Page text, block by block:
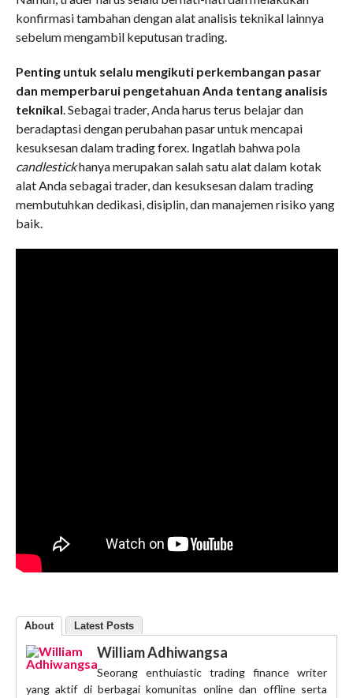
konfirmasi tambahan dengan alat analisis teknikal lainnya
sebelum mengambil keputusan trading.
Penting untuk selalu mengikuti perkembangan pasar
dan memperbarui pengetahuan Anda tentang analisis
teknikal. Sebagai trader, Anda harus terus belajar dan
beradaptasi dengan perubahan pasar untuk mencapai
kesuksesan dalam trading forex. Ingatlah bahwa pola
candlestickhanya merupakan salah satu alat dalam kotak
alat Anda sebagai trader, dan kesuksesan dalam trading
membutuhkan dedikasi, disiplin, dan manajemen risiko yang
baik.
About Latest Posts
William Adhiwangsa
Seorang enthuiastic trading finance writer
yang aktif di berbagai komunitas online dan offline serta